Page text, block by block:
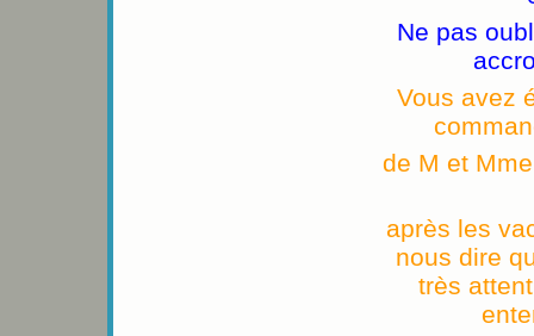
Ne pas
Vous avez
de M et
après les
nous dire
très